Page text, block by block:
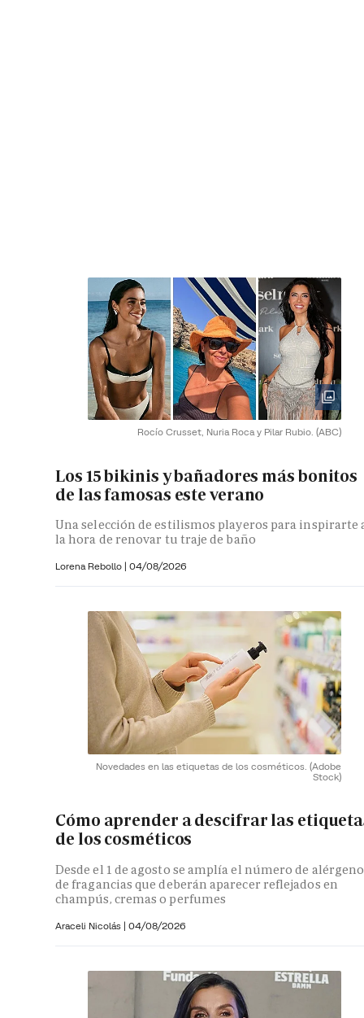
Rocío Crusset, Nuria Roca y Pilar Rubio. (ABC)
Los 15 bikinis y bañadores más bonitos
de las famosas este verano
Una selección de estilismos playeros para inspirarte
la hora de renovar tu traje de baño
Lorena Rebollo | 04/08/2026
Novedades en las etiquetas de los cosméticos. (Adobe
Stock)
Cómo aprender a descifrar las
de los cosméticos
Desde el 1 de agosto se amplía el número de
de fragancias que deberán aparecer reflejados en
champús, cremas o perfumes
Araceli Nicolás | 04/08/2026